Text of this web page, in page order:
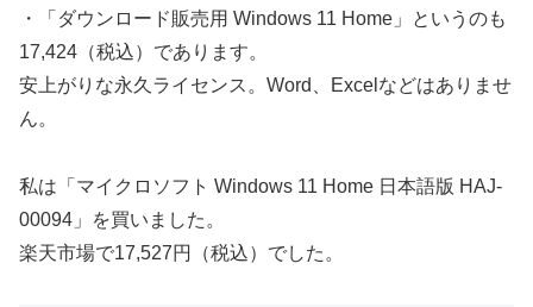
・「ダウンロード販売用 Windows 11 Home」というのも
17,424（税込）であります。
安上がりな永久ライセンス。Word、Excelなどはありませ
ん。
私は「マイクロソフト Windows 11 Home 日本語版 HAJ-
00094」を買いました。
楽天市場で17,527円（税込）でした。